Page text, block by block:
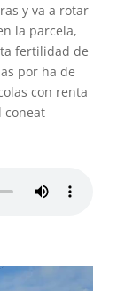
y va a rotar
la parcela,
fertilidad de
por ha de
con renta
coneat